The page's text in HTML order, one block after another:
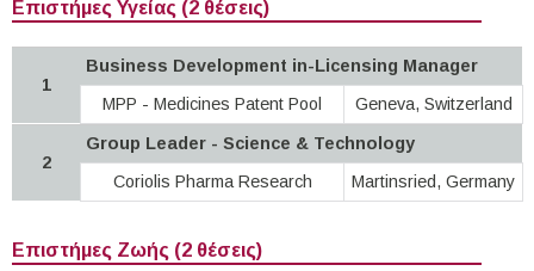
Επιστήμες Υγείας (2 θέσεις)
1
Business Development in-Licensing Manager
MPP - Medicines Patent Pool
Geneva, Switzerland
2
Group Leader - Science & Technology
Coriolis Pharma Research
Martinsried, Germany
Επιστήμες Ζωής (2 θέσεις)